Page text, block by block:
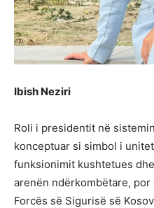
Ibish Neziri
Roli i presidentit në
konceptuar si simbol i
funksionimit kushtetues
arenën ndërkombëtare, por
Forcës së Sigurisë së